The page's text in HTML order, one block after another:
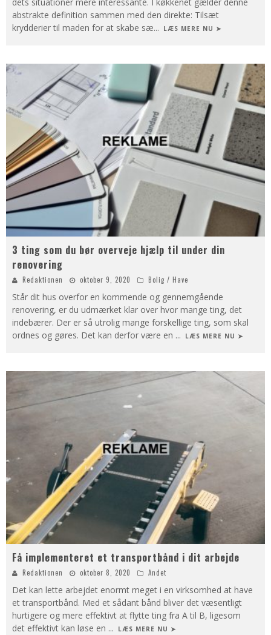
abstrakte definition sammen med den direkte: Tilsæt
krydderier til maden for at skabe sæ... LÆS MERE NU ➤
3 ting som du bør overveje hjælp til under din
renovering
Redaktionen oktober 9, 2020 Bolig / Have
Står dit hus overfor en kommende og gennemgående
renovering, er du udmærket klar over hvor mange ting, det
indebærer. Der er så utrolig mange forskellige ting, som skal
ordnes og gøres. Det kan derfor være en ... LÆS MERE NU ➤
Få implementeret et transportbånd i dit arbejde
Redaktionen oktober 8, 2020 Andet
Det kan lette arbejdet enormt meget i en virksomhed at have
et transportbånd. Med et sådant bånd bliver det væsentligt
hurtigere og mere effektivt at flytte ting fra A til B, ligesom
det effektivt kan løse en ... LÆS MERE NU ➤